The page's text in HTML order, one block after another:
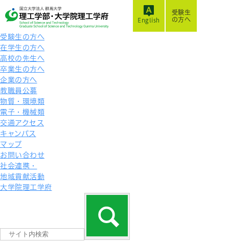
受験生
の方へ
受験生の方へ
在学生の方へ
高校の先生へ
卒業生の方へ
企業の方へ
教職員公募
物質・環境類
電子・機械類
交通アクセス
キャンパス
マップ
お問い合わせ
社会連携・
地域貢献活動
大学院理工学府
English